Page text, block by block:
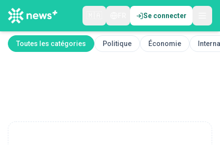
Se connecter
Toutes les catégories Politique Économie